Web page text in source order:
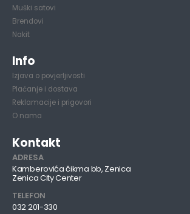
Muški satovi
Brendovi
Nakit
Info
Izjava o povjerljivosti
Plaćanje i dostava
Reklamacije i prigovori
O nama
Kontakt
ADRESA
Kamberovića čikma bb, Zenica
Zenica City Center
TELEFON
032 201-330